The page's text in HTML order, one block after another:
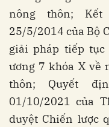
nông thôn; Kết
25/5/2014 của Bộ
giải pháp tiếp
ương 7 khóa X về
thôn; Quyết
01/10/2021 của
duyệt Chiến lược